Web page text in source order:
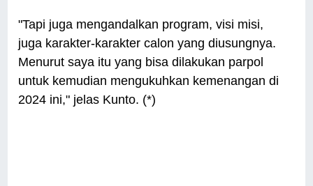
"Tapi juga mengandalkan program, visi misi,
juga karakter-karakter calon yang diusungnya.
Menurut saya itu yang bisa dilakukan parpol
untuk kemudian mengukuhkan kemenangan di
2024 ini," jelas Kunto. (*)